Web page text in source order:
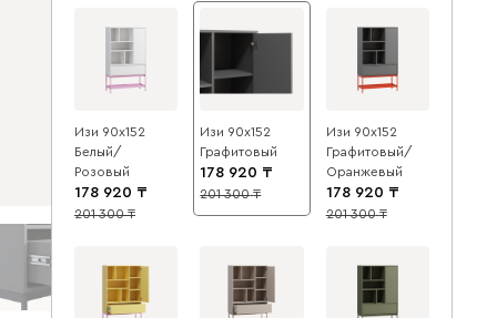
Изи 90x152
Белый/
Розовый
178 920
11
201 300
Изи 90x152
Графитовый
178 920
11
201 300
Изи 90x152
Графитовый/
Оранжевый
178 920
11
201 300